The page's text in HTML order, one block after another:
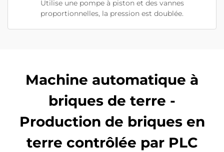
Utilise une pompe à piston et des vannes
proportionnelles, la pression est doublée.
Machine automatique à
briques de terre -
Production de briques en
terre contrôlée par PLC